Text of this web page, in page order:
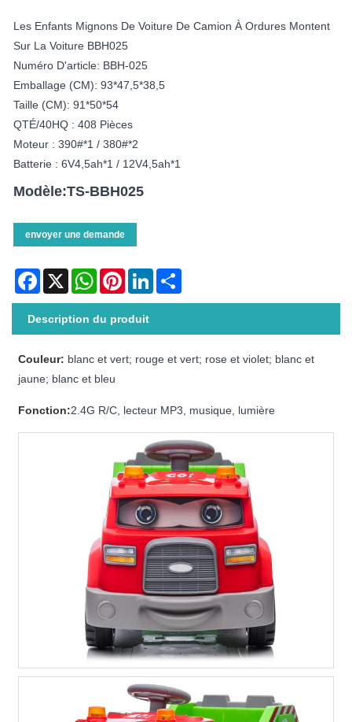
Les Enfants Mignons De Voiture De Camion À Ordures Montent
Sur La Voiture BBH025
Numéro D'article: BBH-025
Emballage (CM): 93*47,5*38,5
Taille (CM): 91*50*54
QTÉ/40HQ : 408 Pièces
Moteur : 390#*1 / 380#*2
Batterie : 6V4,5ah*1 / 12V4,5ah*1
Modèle:TS-BBH025
envoyer une demande
Facebook
X WhatsAppPinterestLinkedIn
Description du produit
Couleur: blanc et vert; rouge et vert; rose et violet; blanc et
jaune; blanc et bleu
Fonction:2.4G R/C, lecteur MP3, musique, lumière